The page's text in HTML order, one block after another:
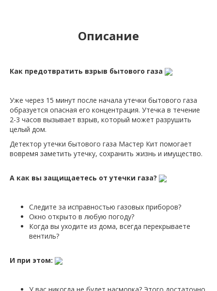
Описание
Как предотвратить взрыв бытового газа
Уже через 15 минут после начала утечки бытового газа
образуется опасная его концентрация. Утечка в течение
2-3 часов вызывает взрыв, который может разрушить
целый дом.
Детектор утечки бытового газа Мастер Кит помогает
вовремя заметить утечку, сохранить жизнь и имущество.
А как вы защищаетесь от утечки газа?
Следите за исправностью газовых приборов?
Окно открыто в любую погоду?
Когда вы уходите из дома, всегда перекрываете
вентиль?
И при этом:
У вас никогда не будет насморка? Этого достаточно,